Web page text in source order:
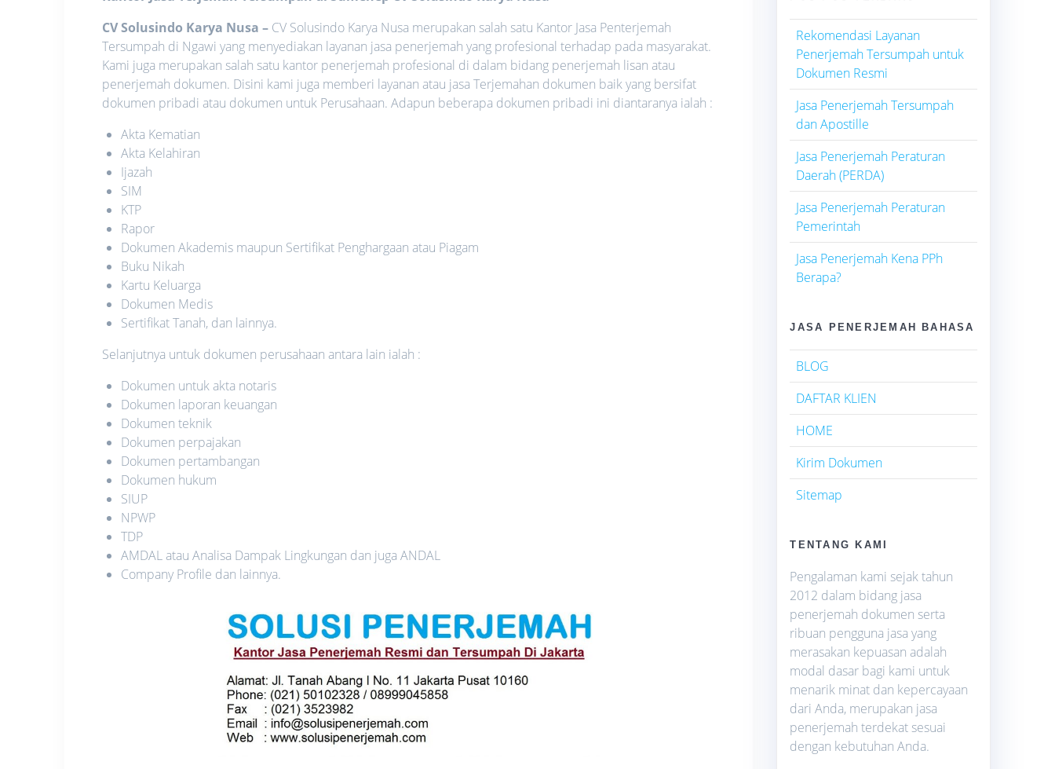
CV Solusindo Karya Nusa – CV Solusindo Karya Nusa merupakan salah satu Kantor Jasa Penterjemah
Tersumpah di Ngawi yang menyediakan layanan jasa penerjemah yang profesional terhadap pada masyarakat.
Kami juga merupakan salah satu kantor penerjemah profesional di dalam bidang penerjemah lisan atau
penerjemah dokumen. Disini kami juga memberi layanan atau jasa Terjemahan dokumen baik yang bersifat
dokumen pribadi atau dokumen untuk Perusahaan. Adapun beberapa dokumen pribadi ini diantaranya ialah :
Akta Kematian
Akta Kelahiran
Ijazah
SIM
KTP
Rapor
Dokumen Akademis maupun Sertifikat Penghargaan atau Piagam
Buku Nikah
Kartu Keluarga
Dokumen Medis
Sertifikat Tanah, dan lainnya.
Selanjutnya untuk dokumen perusahaan antara lain ialah :
Dokumen untuk akta notaris
Dokumen laporan keuangan
Dokumen teknik
Dokumen perpajakan
Dokumen pertambangan
Dokumen hukum
SIUP
NPWP
TDP
AMDAL atau Analisa Dampak Lingkungan dan juga ANDAL
Company Profile dan lainnya.
Rekomendasi Layanan
Penerjemah Tersumpah untuk
Dokumen Resmi
Jasa Penerjemah Tersumpah
dan Apostille
Jasa Penerjemah Peraturan
Daerah (PERDA)
Jasa Penerjemah Peraturan
Pemerintah
Jasa Penerjemah Kena PPh
Berapa?
JASA PENERJEMAH BAHASA
BLOG
DAFTAR KLIEN
HOME
Kirim Dokumen
Sitemap
TENTANG KAMI
Pengalaman kami sejak tahun
2012 dalam bidang jasa
penerjemah dokumen serta
ribuan pengguna jasa yang
merasakan kepuasan adalah
modal dasar bagi kami untuk
menarik minat dan kepercayaan
dari Anda, merupakan jasa
penerjemah terdekat sesuai
dengan kebutuhan Anda.